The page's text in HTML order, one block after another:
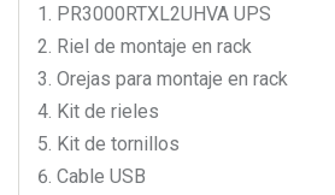
PR3000RTXL2UHVA UPS
Riel de montaje en rack
Orejas para montaje en rack
Kit de rieles
Kit de tornillos
Cable USB